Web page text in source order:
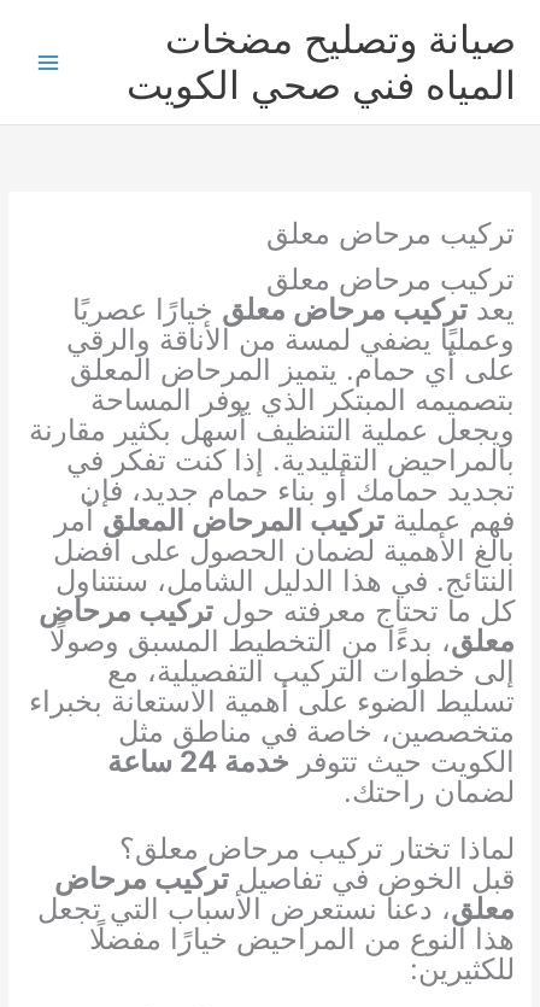
المحتوى
صيانة وتصليح مضخات
المياه فني صحي الكويت
تركيب مرحاض معلق
تركيب مرحاض معلق
يعدتركيب مرحاض معلق خيارًا عصريًا
وعمليًا يضفي لمسة من الأناقة والرقي
على أي حمام. يتميز المرحاض المعلق
بتصميمه المبتكر الذي يوفر المساحة
ويجعل عملية التنظيف أسهل بكثير مقارنة
بالمراحيض التقليدية. إذا كنت تفكر في
تجديد حمامك أو بناء حمام جديد، فإن
فهم عمليةتركيب المرحاض المعلق أمر
بالغ الأهمية لضمان الحصول على أفضل
النتائج. في هذا الدليل الشامل، سنتناول
كل ما تحتاج معرفته حولتركيب مرحاض
معلق، بدءًا من التخطيط المسبق وصولًا
إلى خطوات التركيب التفصيلية، مع
تسليط الضوء على أهمية الاستعانة بخبراء
متخصصين، خاصة في مناطق مثل
الكويت حيث تتوفر خدمة 24 ساعة
لضمان راحتك.
لماذا تختار تركيب مرحاض معلق؟
قبل الخوض في تفاصيلتركيب مرحاض
معلق، دعنا نستعرض الأسباب التي تجعل
هذا النوع من المراحيض خيارًا مفضلًا
للكثيرين: